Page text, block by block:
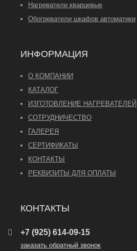
Нагреватели кварцевые
Обогреватели шкафов автоматики
ИНФОРМАЦИЯ
О КОМПАНИИ
КАТАЛОГ
ИЗГОТОВЛЕНИЕ НАГРЕВАТЕЛЕЙ
СОТРУДНИЧЕСТВО
ГАЛЕРЕЯ
СЕРТИФИКАТЫ
КОНТАКТЫ
РЕКВИЗИТЫ ДЛЯ ОПЛАТЫ
КОНТАКТЫ
+7 (925) 614-09-15
заказать обратный звонок